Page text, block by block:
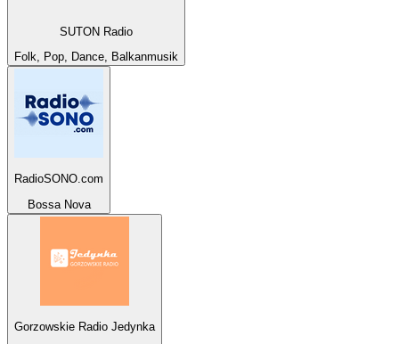
SUTON Radio
Folk, Pop, Dance, Balkanmusik
RadioSONO.com
Bossa Nova
Gorzowskie Radio Jedynka